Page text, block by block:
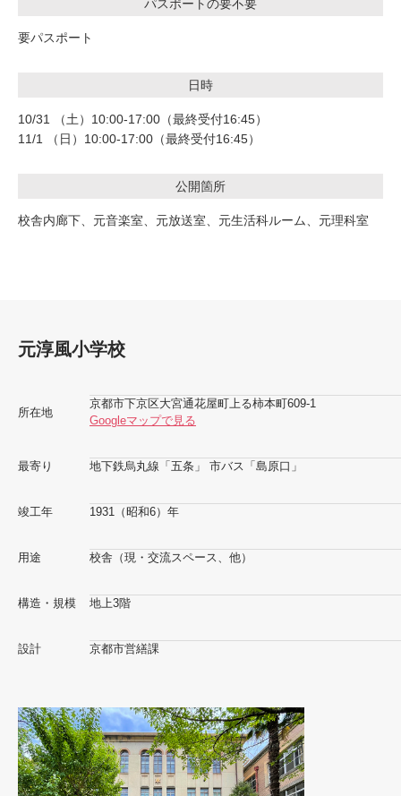
パスポートの要不要
要パスポート
日時
10/31 （土）10:00-17:00（最終受付16:45）
11/1 （日）10:00-17:00（最終受付16:45）
公開箇所
校舎内廊下、元音楽室、元放送室、元生活科ルーム、元理科室
元淳風小学校
所在地
京都市下京区大宮通花屋町上る柿本町609-1
Googleマップで見る
最寄り 地下鉄烏丸線「五条」 市バス「島原口」
竣工年 1931（昭和6）年
用途 校舎（現・交流スペース、他）
構造・規模 地上3階
設計 京都市営繕課